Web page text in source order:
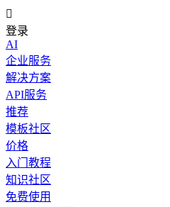

登录
AI
企业服务
解决方案
API服务
推荐
模板社区
价格
入门教程
知识社区
免费使用